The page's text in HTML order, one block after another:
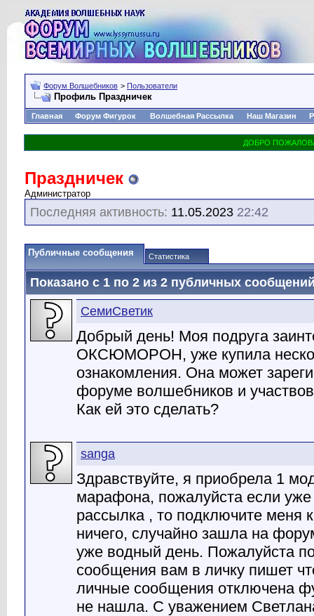
Форум Волшебников > Пользователи
Профиль Праздничек
Главная Форум Фигурок Волшебная Рассылка Наш Магазин
Праздничек
Администратор
Последняя активность: 11.05.2023 22:42
Публичные сообщения Статистика
Показано с 1 по 2 из 2 публичных
СемиСветик
Добрый день! Моя подруга
ОКСЮМОРОН, уже купила
ознакомления. Она может
форуме волшебников и
Как ей это сделать?
sanga
Здравствуйте, я приобрела 1
марафона, пожалуйста если уже
рассылка , то подключите меня
ничего, случайно зашла на
уже водный день. Пожалуйста
сообщения вам в личку пишет
личные сообщения отключена
не нашла. С уважением